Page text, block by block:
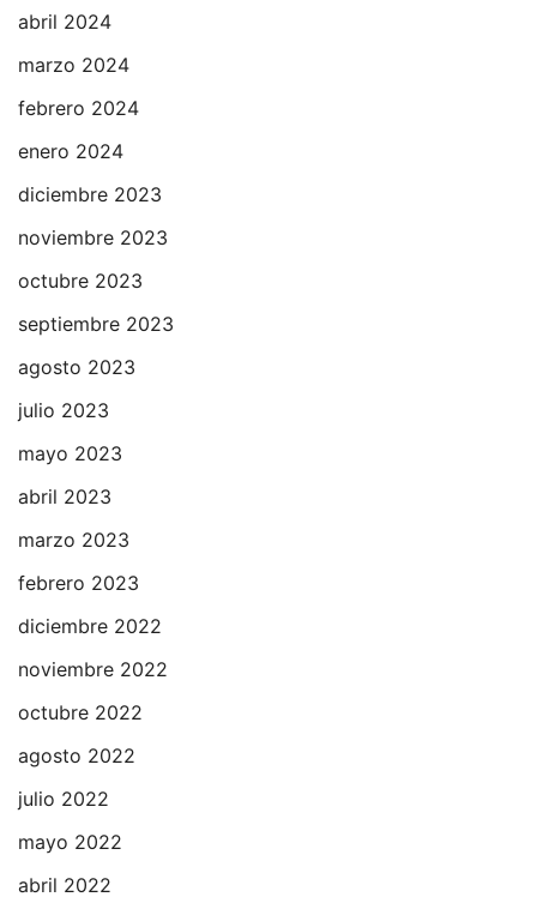
abril 2024
marzo 2024
febrero 2024
enero 2024
diciembre 2023
noviembre 2023
octubre 2023
septiembre 2023
agosto 2023
julio 2023
mayo 2023
abril 2023
marzo 2023
febrero 2023
diciembre 2022
noviembre 2022
octubre 2022
agosto 2022
julio 2022
mayo 2022
abril 2022